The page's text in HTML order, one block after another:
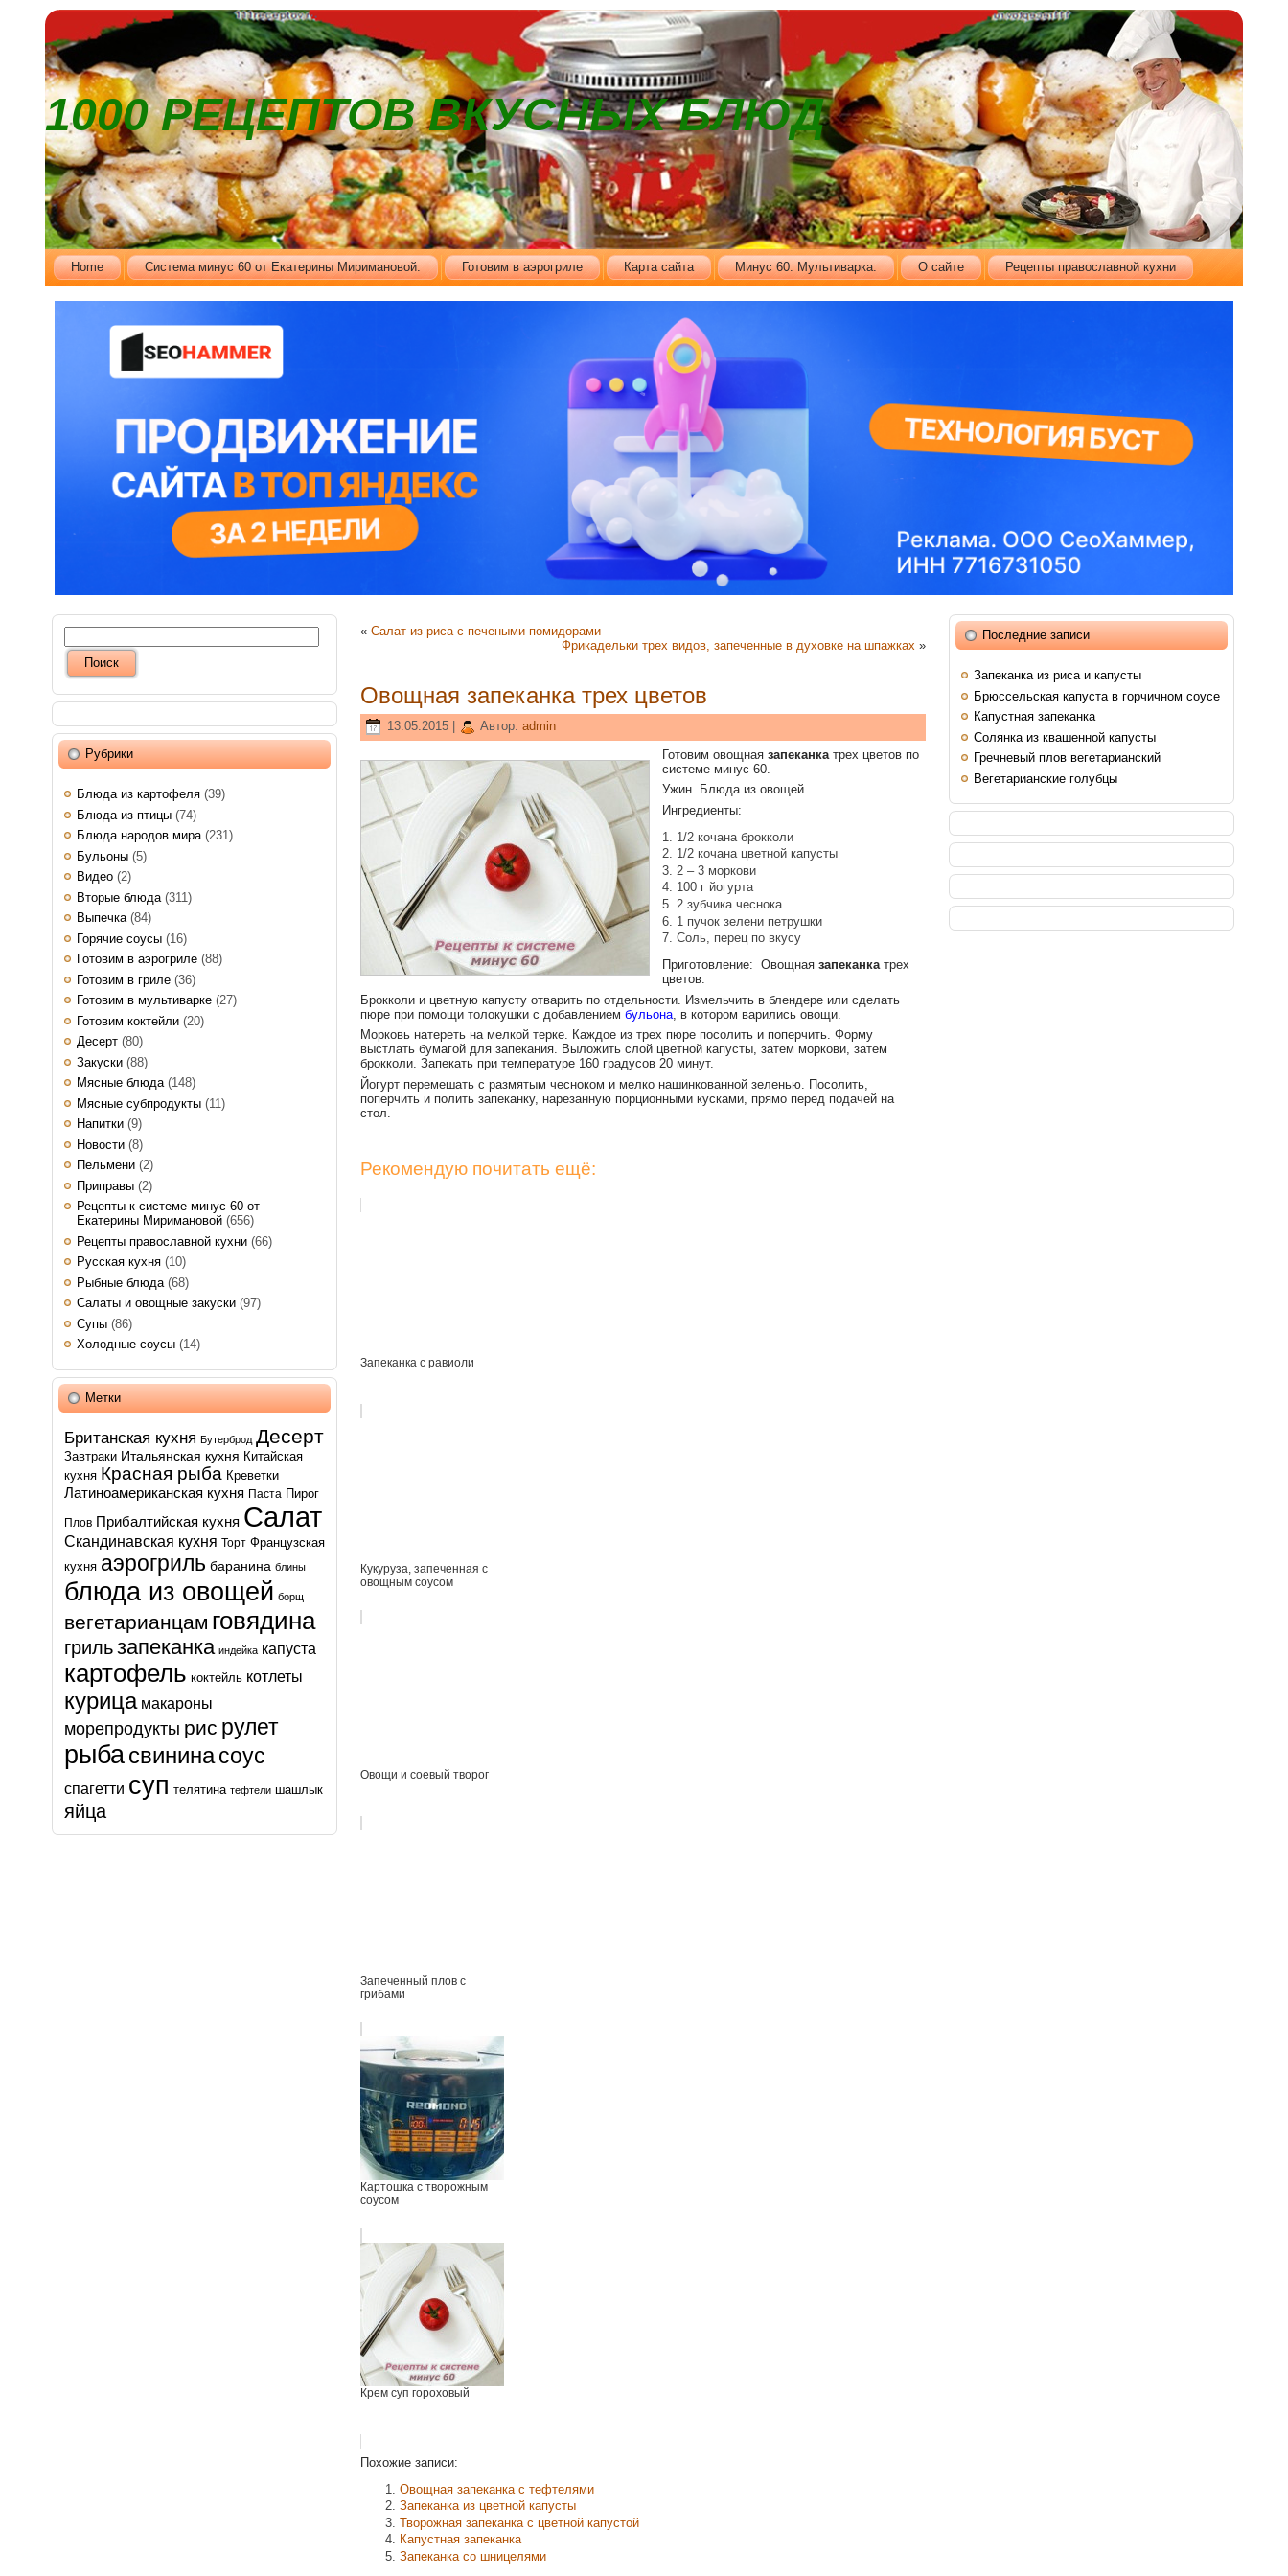
1000 РЕЦЕПТОВ ВКУСНЫХ БЛЮД
Home Cистема минус 60 от Екатерины Миримановой. Готовим в аэрогриле Карта сайта Минус 60. Мультиварка. О сайте Рецепты православной кухни
Рубрики
Блюда из картофеля (39)
Блюда из птицы (74)
Блюда народов мира(231)
Бульоны (5)
Видео (2)
Вторые блюда (311)
Выпечка(84)
Горячие соусы (16)
Готовим в аэрогриле (88)
Готовим в гриле (36)
Готовим в мультиварке (27)
Готовим коктейли (20)
Десерт (80)
Закуски (88)
Мясные блюда(148)
Мясные субпродукты (11)
Напитки (9)
Новости (8)
Пельмени (2)
Приправы (2)
Рецепты к системе минус 60 от
Екатерины Миримановой (656)
Рецепты православной кухни (66)
Русская кухня (10)
Рыбные блюда (68)
Салаты и овощные закуски (97)
Супы (86)
Холодные соусы (14)
Метки
Британская кухня Бутерброд Десерт
Завтраки Итальянская кухня Китайская
кухня Красная рыба Креветки
Латиноамериканская кухня Паста Пирог
Плов Прибалтийская кухня Салат
Скандинавская кухня Торт Французская
кухня аэрогриль баранина блины
блюда из овощей борщ
вегетарианцам говядина
грильзапеканка индейка капуста
картофель коктейль котлеты
курица макароны
морепродукты рис рулет
рыбасвининасоус
спагетти суп телятина тефтели шашлык
яйца
« Салат из риса с печеными помидорами
Фрикадельки трех видов, запеченные в духовке на шпажках »
Овощная запеканка трех цветов
13.05.2015 | Автор: admin
Готовим овощная запеканка трех цветов по
системе минус 60.
Ужин. Блюда из овощей.
Ингредиенты:
1/2 кочана брокколи
1/2 кочана цветной капусты
2 – 3 моркови
100 г йогурта
2 зубчика чеснока
1 пучок зелени петрушки
Соль, перец по вкусу
Приготовление: Овощная запеканкатрех
цветов.
Брокколи и цветную капусту отварить по отдельности. Измельчить в блендере или сделать
пюре при помощи толокушки с добавлением бульона , в котором варились овощи.
Морковь натереть на мелкой терке. Каждое из трех пюре посолить и поперчить. Форму
выстлать бумагой для запекания. Выложить слой цветной капусты, затем моркови, затем
брокколи. Запекать при температуре 160 градусов 20 минут.
Йогурт перемешать с размятым чесноком и мелко нашинкованной зеленью. Посолить,
поперчить и полить запеканку, нарезанную порционными кусками, прямо перед подачей на
стол.
Рекомендую почитать ещё:
Запеканка с равиоли
Кукуруза, запеченная с
овощным соусом
Овощи и соевый творог
Запеченный плов с
грибами
Картошка с творожным
соусом
Крем суп гороховый
Похожие записи:
Овощная запеканка с тефтелями
Запеканка из цветной капусты
Творожная запеканка с цветной капустой
Капустная запеканка
Запеканка со шницелями
Последние записи
Запеканка из риса и капусты
Брюссельская капуста в горчичном соусе
Капустная запеканка
Солянка из квашенной капусты
Гречневый плов вегетарианский
Вегетарианские голубцы